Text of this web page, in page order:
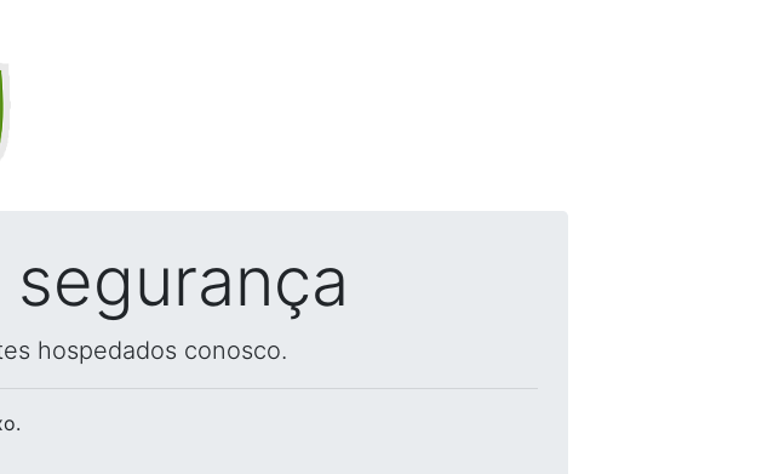
hospedados conosco.